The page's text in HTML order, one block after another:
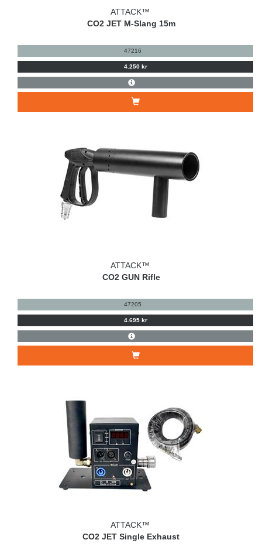
ATTACK™
CO2 JET M-Slang 15m
47216
4.250 kr
ATTACK™
CO2 GUN Rifle
47205
4.695 kr
ATTACK™
CO2 JET Single Exhaust